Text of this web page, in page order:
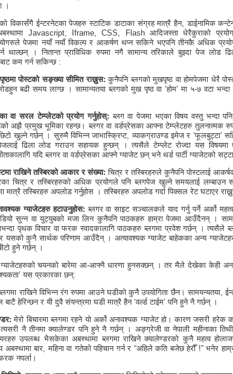
।
विकासँगै ईन्टरनेटका पेजहरु स्टाटिक डाटाका संग्रह मात्रै हैन, डाईनामिक
Javascript, Iframe, CSS, Flash आदिजस्ता धेरैकुराको
पेजमा नयाँ नयाँ विकल्प र आकर्षण थप्न सकिने भएपनि तीनकै अधिक
थाल्छन् । नितान्त प्राविधिक रुपमा नगै सामान्य तरिकाले बुझ्दा पेज लोड
कम गर्न सकिन्छ :
पोस्टको सङ्ख्या सीमित राख्नुस: कुनैपनि ब्लगको मुखपृष्ठ वा होमपेजमा धेरै
बढी समय लाग्छ । सामान्यतया ब्लगको मुख पृष्ठ वा ‘होम’ मा ५-७ वटा भन्दा
वा सरल टेम्प्लेटको प्रयोग गर्नुहोस्: ब्लग वा पेजमा भएका विषय वस्तु भन्दा
अझै प्रमुख भूमिका रहन्छ। ब्लगर वा वर्डप्रेसका आफ्ना टेम्प्लेटहरु तुलनात्मक
खुल्ने गर्छन् । सुरुमै विभिन्न जाभास्क्रिप्ट, व्याकग्राउण्ड इमेज र ‘फूलबुट्टा’
ढिला लोड गराउन सहायक हुन्छन् । त्यसैले टेम्प्लेट रोज्दा यस विषयमा
यदि ब्लगर वा वर्डप्रेसका आफ्ने ग्याजेट छन् भने थर्ड पार्टी ग्याजेटको
राखिने तस्बिरको आकार र संख्या: चित्र र तस्बिरहरुले कुनैपनि पोस्टलाई
चित्र र तस्बिरहरुको अधिक प्रयोगले पनि ब्लगपेज खुल्ने समयलाई
मात्रै तस्बिरहरु अपलोड गर्नुहोस । तस्बिरहरु अपलोड गर्दा पिक्सल रेट घटाएर
ग्याजेटहरु हटाउनुहोस: ब्लगर वा साइट सञ्चालकले याद गर्नु पर्ने अर्को
सुन्न वा युट्युबको मजा लिन कुनैपनि पाठकहरु हाम्रा पेजमा आउँदैनन् ।
पृथक विचार वा फरक स्वादकालागि पाठकहरु ब्लगमा प्रवेश गर्छन् । त्यसैले
यसको कुनै सार्थक परिणाम आउँदैन् । अत्यावश्यक ग्याजेट बाहेकका अन्य
हुने गर्छन् ।
चयनको बारेमा आ-आफ्नै धारणा हुनसक्छन् । तर मैले देखेका केही
यस प्रकारका छन्:
राखिने विभिन्न रंग रुपमा आउने घडीको कुनै उपयोगिता छैन। सामयन्यतया,
बाटै हेरिन्छन र यी दुवै संयन्त्रमा घडी मात्रै हैन ‘वर्ल्ड टाईम’ पनि हुने नै गर्छन् ।
मेरो बिचारमा ब्लगमा रहने यो अर्को अनावश्यक ग्याजेट हो। कारण जसरी हरेक
नै तीनमा क्यालेण्डर पनि हुने नै गर्छन् । अङ्ग्रेजी वा नेपाली महीनाका
उपलब्ध भैसकेका अबस्थामा ब्लगमा राखिने क्यालेण्डरको कुनै महत्व
अबस्थामा बार, महिना वा गतेको पहिचान गर्न र “अहिले कति बजेछ हेरौँ !” भनेर
नपर्ला।